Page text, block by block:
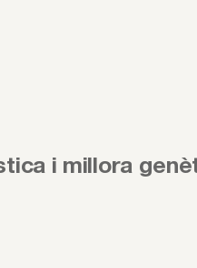
i millora